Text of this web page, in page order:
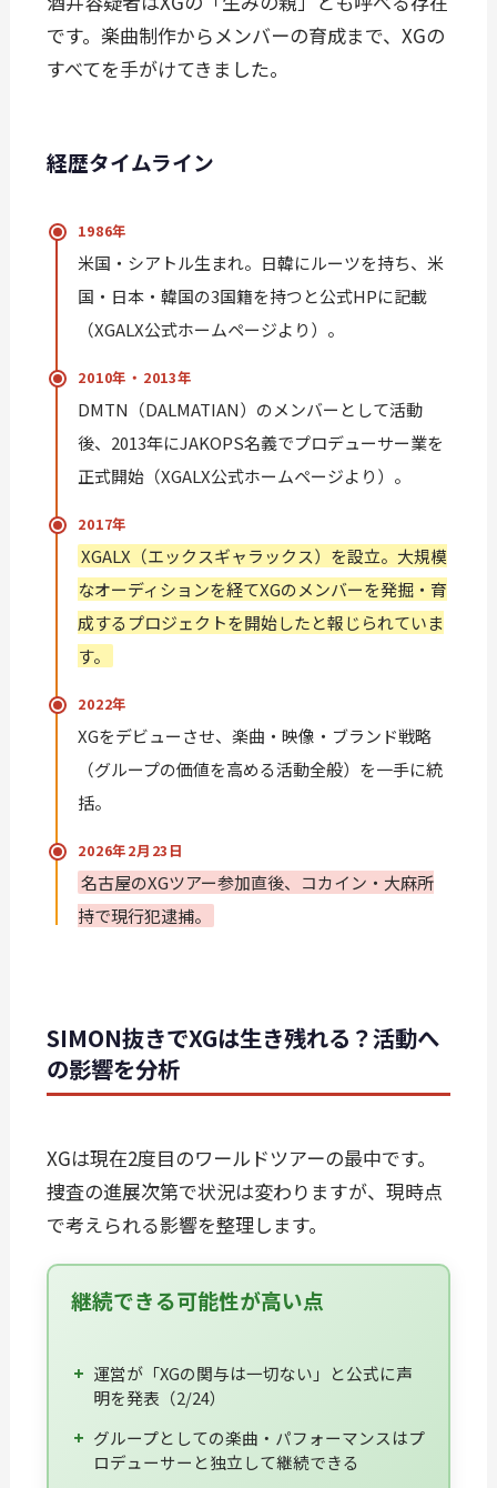
です。楽曲制作からメンバーの育成まで、XGの
すべてを手がけてきました。
経歴タイムライン
1986年
米国・シアトル生まれ。日韓にルーツを持ち、米
国・日本・韓国の3国籍を持つと公式HPに記載
（XGALX公式ホームページより）。
2010年・2013年
DMTN（DALMATIAN）のメンバーとして活動
後、2013年にJAKOPS名義でプロデューサー業を
正式開始（XGALX公式ホームページより）。
2017年
XGALX（エックスギャラックス）を設立。大規模
なオーディションを経てXGのメンバーを発掘・育
成するプロジェクトを開始したと報じられていま
す。
2022年
XGをデビューさせ、楽曲・映像・ブランド戦略
（グループの価値を高める活動全般）を一手に統
括。
2026年2月23日
名古屋のXGツアー参加直後、コカイン・大麻所
持で現行犯逮捕。
SIMON抜きでXGは生き残れる？活動へ
の影響を分析
XGは現在2度目のワールドツアーの最中です。
捜査の進展次第で状況は変わりますが、現時点
で考えられる影響を整理します。
継続できる可能性が高い点
運営が「XGの関与は一切ない」と公式に声
明を発表（2/24）
グループとしての楽曲・パフォーマンスはプ
ロデューサーと独立して継続できる